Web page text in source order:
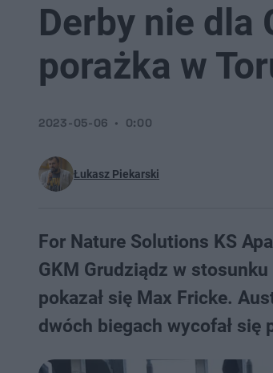
Derby nie dla
porażka w
Łukasz Piekarski
2023-05-06 0:00
For Nature Solutions KS
GKM Grudziądz w
pokazał się Max Fricke.
dwóch biegach wycofał się